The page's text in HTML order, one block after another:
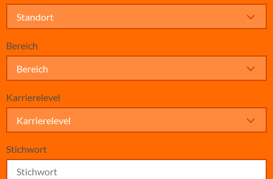
Standort
Bereich
Bereich
Karrierelevel
Karrierelevel
Stichwort